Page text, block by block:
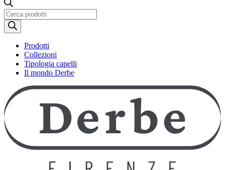
Ricerca
prodotti
Prodotti
Collezioni
Tipologia capelli
Il mondo Derbe